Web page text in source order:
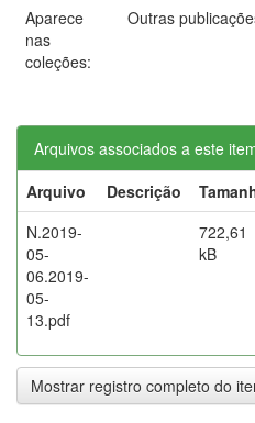
Aparece
nas
coleções:
Outras
Arquivos associados a este
Arquivo
Descrição
N.2019-
05-
06.2019-
05-
13.pdf
722,61
kB
Mostrar registro completo do